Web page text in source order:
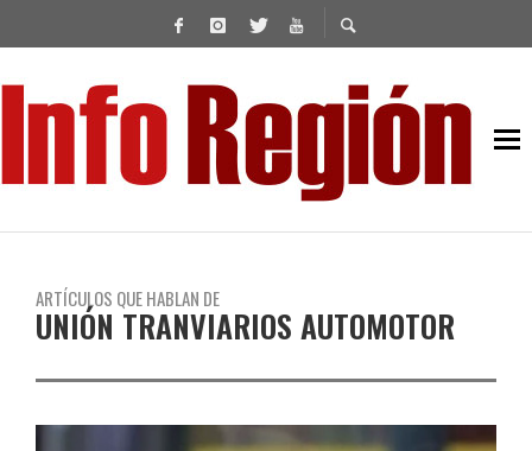
ARTÍCULOS QUE HABLAN DE
UNIÓN TRANVIARIOS AUTOMOTOR